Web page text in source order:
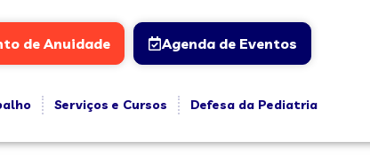
de Anuidade Agenda de Eventos
Serviços e Cursos
Defesa da Pediatria